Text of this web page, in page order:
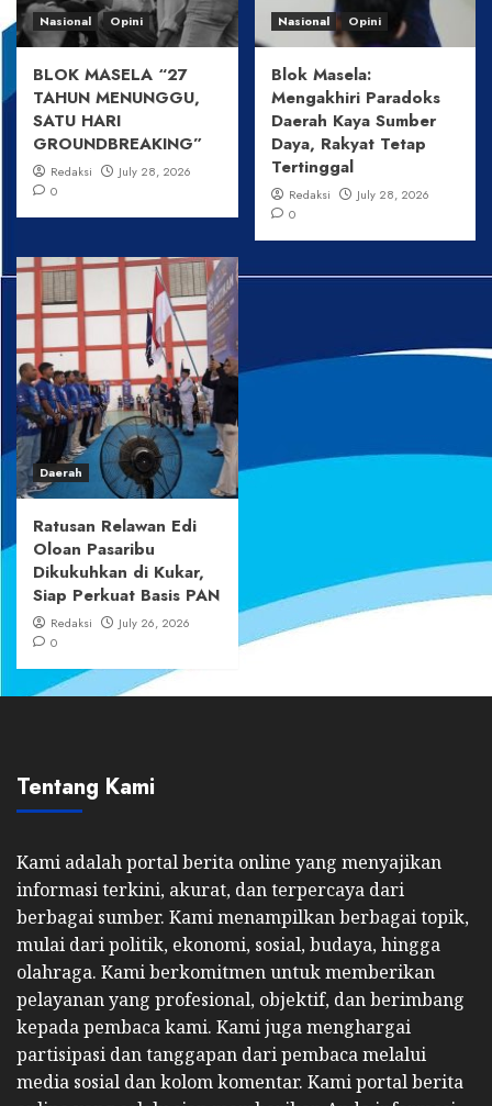
Nasional Opini
BLOK MASELA “27
TAHUN MENUNGGU,
SATU HARI
GROUNDBREAKING”
Redaksi
July 28, 2026
0
Nasional Opini
Blok Masela:
Mengakhiri Paradoks
Daerah Kaya Sumber
Daya, Rakyat Tetap
Tertinggal
Redaksi
July 28, 2026
0
Daerah
Ratusan Relawan Edi
Oloan Pasaribu
Dikukuhkan di Kukar,
Siap Perkuat Basis PAN
Redaksi
July 26, 2026
0
Tentang Kami
Kami adalah portal berita online yang menyajikan
informasi terkini, akurat, dan terpercaya dari
berbagai sumber. Kami menampilkan berbagai topik,
mulai dari politik, ekonomi, sosial, budaya, hingga
olahraga. Kami berkomitmen untuk memberikan
pelayanan yang profesional, objektif, dan berimbang
kepada pembaca kami. Kami juga menghargai
partisipasi dan tanggapan dari pembaca melalui
media sosial dan kolom komentar. Kami portal berita